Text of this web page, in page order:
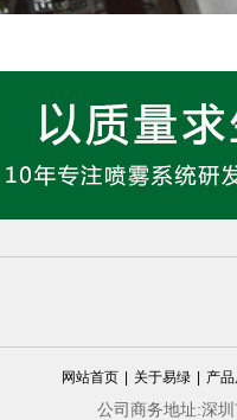
网站首页 关于易绿 产
公司商务地址:深